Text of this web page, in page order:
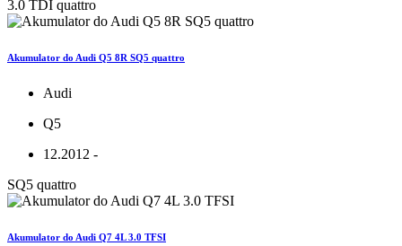
3.0 TDI quattro
Akumulator do Audi Q5 8R SQ5 quattro
Audi
Q5
12.2012 -
SQ5 quattro
Akumulator do Audi Q7 4L 3.0 TFSI